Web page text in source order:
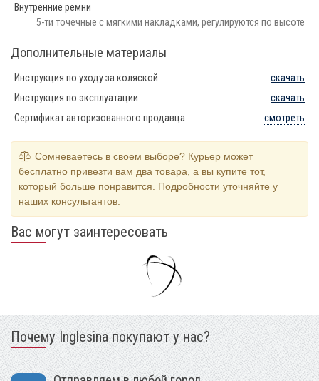
Внутренние ремни
5-ти точечные с мягкими накладками, регулируются по высоте
Дополнительные материалы
Инструкция по уходу за коляской
скачать
Инструкция по эксплуатации
скачать
Сертификат авторизованного продавца
смотреть
Сомневаетесь в своем выборе? Курьер может
бесплатно привезти вам два товара, а вы купите тот,
который больше понравится. Подробности уточняйте у
наших консультантов.
Вас могут заинтересовать
Почему Inglesina покупают у нас?